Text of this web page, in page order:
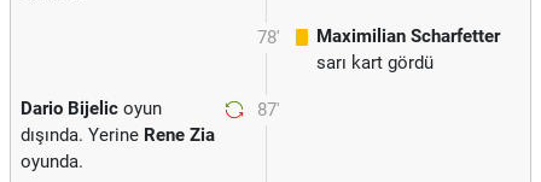
78'
Maximilian Scharfetter
sarı kart gördü
87'
Dario Bijelic oyun
dışında. Yerine Rene Zia
oyunda.